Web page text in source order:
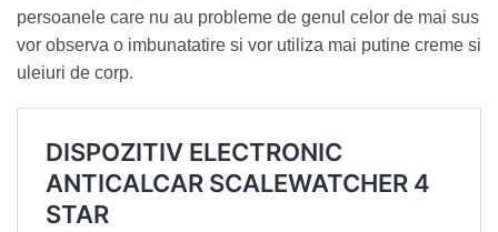
persoanele care nu au probleme de genul celor de mai sus
vor observa o imbunatatire si vor utiliza mai putine creme si
uleiuri de corp.